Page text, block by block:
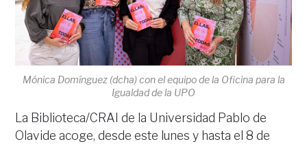
Mónica Domínguez (dcha) con el equipo de la Oficina para la
Igualdad de la UPO
La Biblioteca/CRAI de la Universidad Pablo de
Olavide acoge, desde este lunes y hasta el 8 de